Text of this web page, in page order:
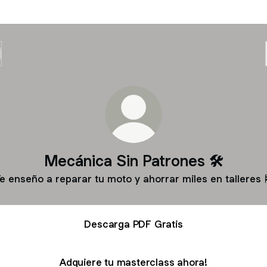
Mecánica Sin Patrones 🛠️
enseño a reparar tu moto y ahorrar miles en talleres
Descarga PDF Gratis
Adquiere tu masterclass ahora!